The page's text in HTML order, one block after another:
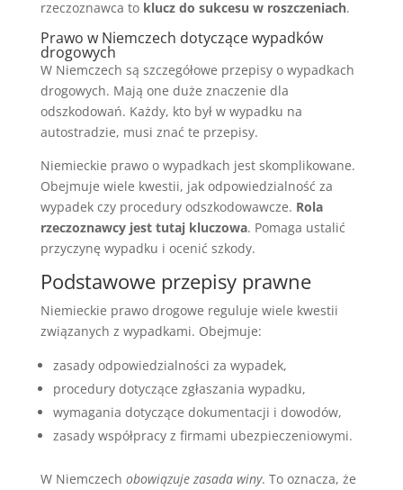
rzeczoznawca to klucz do sukcesu w roszczeniach.
Prawo w Niemczech dotyczące wypadków
drogowych
W Niemczech są szczegółowe przepisy o wypadkach
drogowych. Mają one duże znaczenie dla
odszkodowań. Każdy, kto był w wypadku na
autostradzie, musi znać te przepisy.
Niemieckie prawo o wypadkach jest skomplikowane.
Obejmuje wiele kwestii, jak odpowiedzialność za
wypadek czy procedury odszkodowawcze. Rola
rzeczoznawcy jest tutaj kluczowa. Pomaga ustalić
przyczynę wypadku i ocenić szkody.
Podstawowe przepisy prawne
Niemieckie prawo drogowe reguluje wiele kwestii
związanych z wypadkami. Obejmuje:
zasady odpowiedzialności za wypadek,
procedury dotyczące zgłaszania wypadku,
wymagania dotyczące dokumentacji i dowodów,
zasady współpracy z firmami ubezpieczeniowymi.
W Niemczech obowiązuje zasada winy. To oznacza, że